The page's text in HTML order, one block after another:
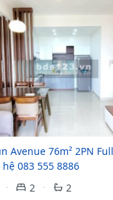
Avenue 76m² 2PN
083 555 8886
2
2